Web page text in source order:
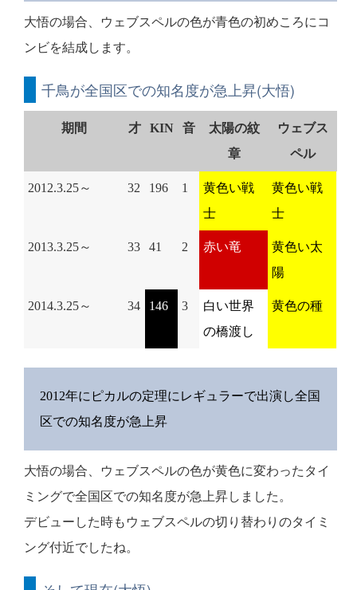
大悟の場合、ウェブスペルの色が青色の初めころにコ
ンビを結成します。
千鳥が全国区での知名度が急上昇(大悟)
期間 才 KIN 音
太陽の紋
章
ウェブス
ペル
2012.3.25～ 32 196 1
黄色い戦
士
黄色い戦
士
2013.3.25～ 33 41 2 赤い竜
黄色い太
陽
2014.3.25～ 34 146 3
白い世界
の橋渡し
黄色の種
2012年にピカルの定理にレギュラーで出演し全国
区での知名度が急上昇
大悟の場合、ウェブスペルの色が黄色に変わったタイ
ミングで全国区での知名度が急上昇しました。
デビューした時もウェブスペルの切り替わりのタイミ
ング付近でしたね。